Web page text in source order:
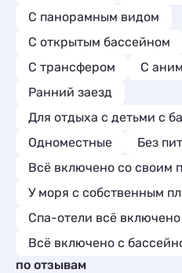
С панорамным видом
С открытым бассейном
С трансфером
С
Ранний заезд
Для отдыха с детьми с
Одноместные
Без
Всё включено со своим
У моря с собственным
Спа-отели всё
Всё включено с
по отзывам